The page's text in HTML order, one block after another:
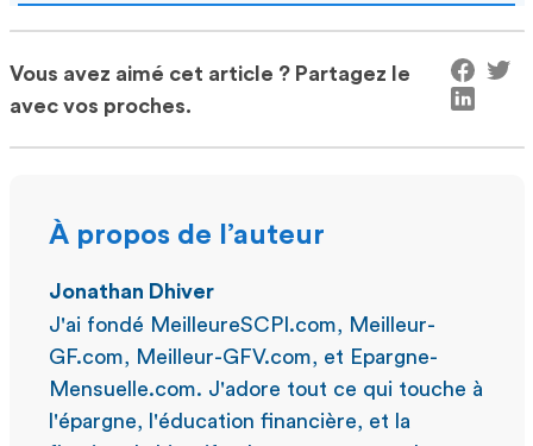
Vous avez aimé cet article ? Partagez le
avec vos proches.
À propos de l’auteur
Jonathan Dhiver
J'ai fondé MeilleureSCPI.com, Meilleur-
GF.com, Meilleur-GFV.com, et Epargne-
Mensuelle.com. J'adore tout ce qui touche à
l'épargne, l'éducation financière, et la